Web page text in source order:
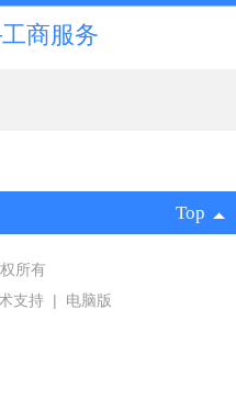
商服务
Top
所有
支持
| 电脑版